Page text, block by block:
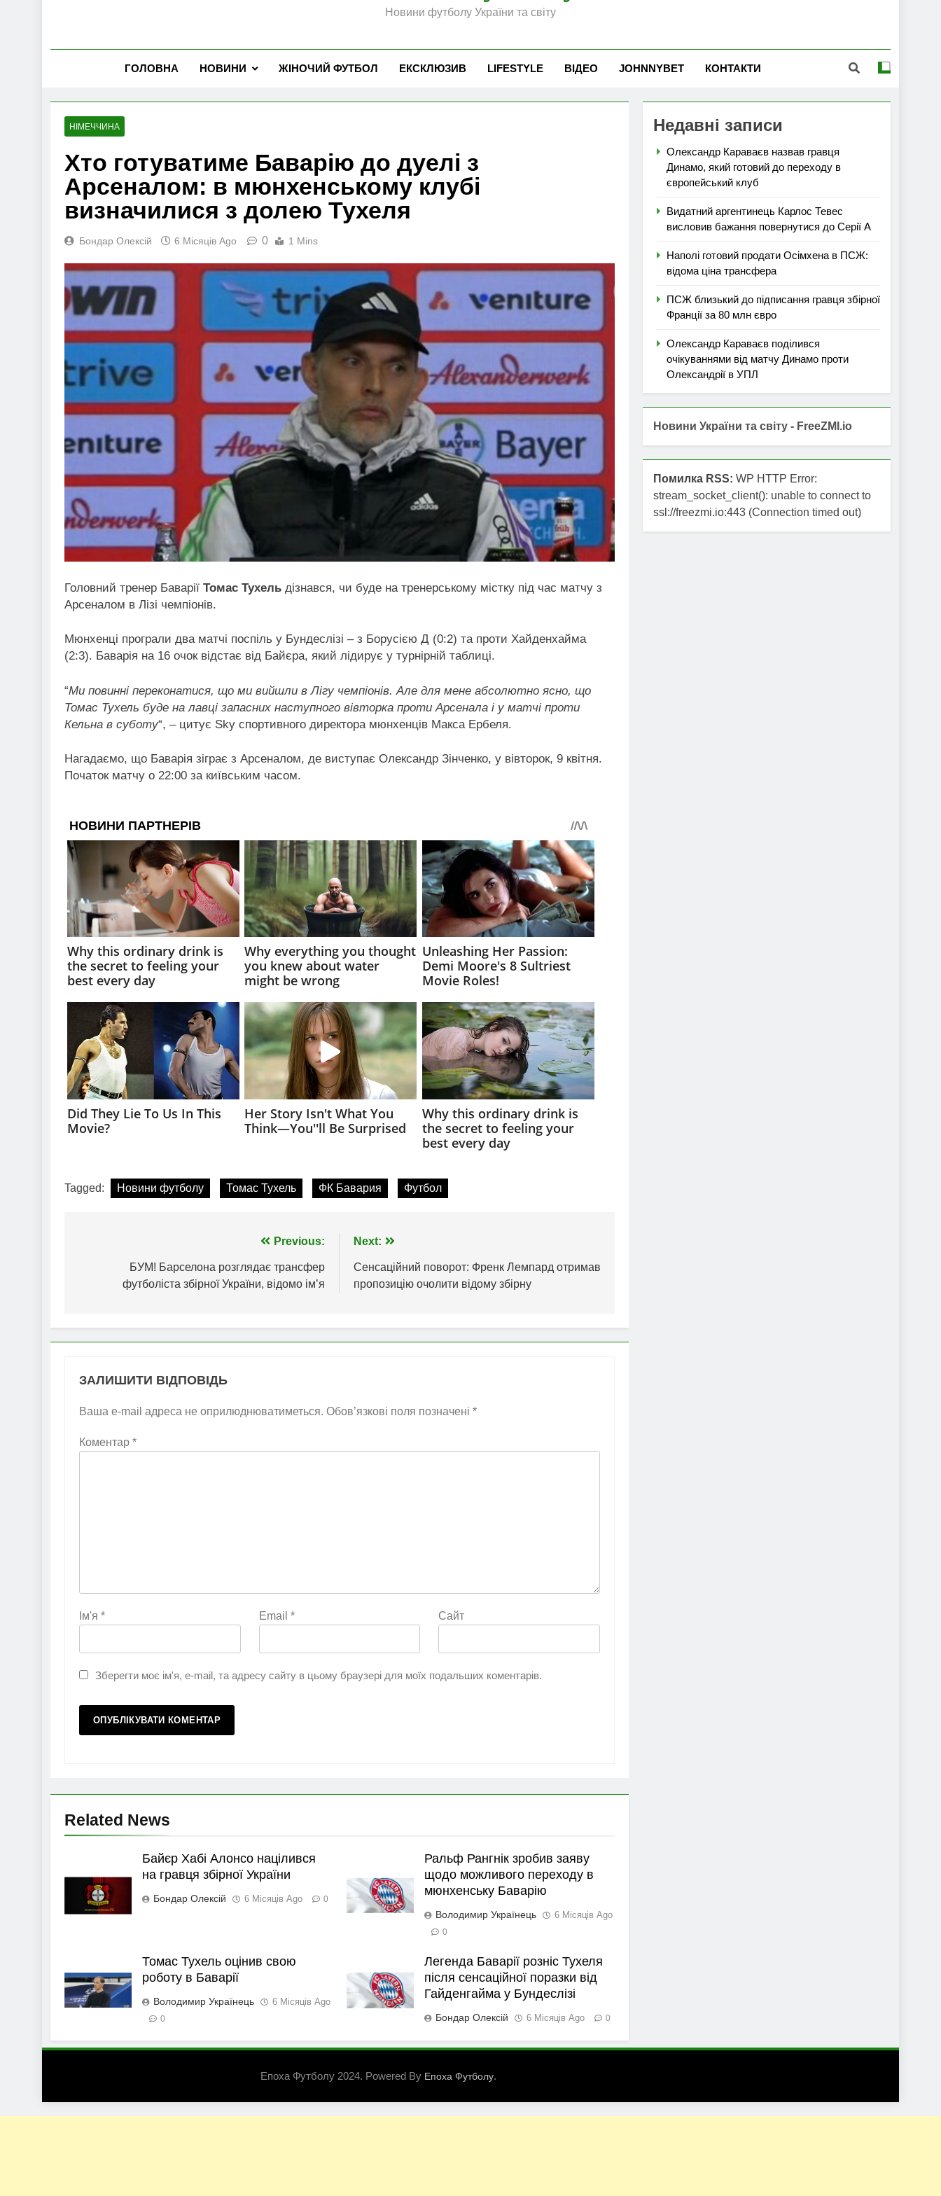
Новини футболу України та світу
ГОЛОВНА НОВИНИ ЖІНОЧИЙ ФУТБОЛ ЕКСКЛЮЗИВ LIFESTYLE ВІДЕО JOHNNYBET КОНТАКТИ
НІМЕЧЧИНА
Хто готуватиме Баварію до дуелі з
Арсеналом: в мюнхенському клубі
визначилися з долею Тухеля
Бондар Олексій 6 Місяців Ago 0 1 Mins
Головний тренер Баварії Томас Тухель дізнався, чи буде на тренерському містку під час матчу з
Арсеналом в Лізі чемпіонів.
Мюнхенці програли два матчі поспіль у Бундеслізі – з Борусією Д (0:2) та проти Хайденхайма
(2:3). Баварія на 16 очок відстає від Байєра, який лідирує у турнірній таблиці.
“Ми повинні переконатися, що ми вийшли в Лігу чемпіонів. Але для мене абсолютно ясно, що
Томас Тухель буде на лавці запасних наступного вівторка проти Арсенала і у матчі проти
Кельна в суботу“, – цитує Sky спортивного директора мюнхенців Макса Ербеля.
Нагадаємо, що Баварія зіграє з Арсеналом, де виступає Олександр Зінченко, у вівторок, 9 квітня.
Початок матчу о 22:00 за київським часом.
Tagged: Новини футболу Томас Тухель ФК Бавария Футбол
записів
Previous:
БУМ! Барселона розглядає трансфер
футболіста збірної України, відомо імʼя
Next:
Сенсаційний поворот: Френк Лемпард отримав
пропозицію очолити відому збірну
ЗАЛИШИТИ ВІДПОВІДЬ
Ваша e-mail адреса не оприлюднюватиметься. Обов’язкові поля позначені *
Коментар *
Ім'я * Email * Сайт
Зберегти моє ім'я, e-mail, та адресу сайту в цьому браузері для моїх подальших коментарів.
Related News
Байєр Хабі Алонсо націлився
на гравця збірної України
Бондар Олексій 6 Місяців Ago 0
Ральф Рангнік зробив заяву
щодо можливого переходу в
мюнхенську Баварію
Володимир Українець 6 Місяців Ago
0
Томас Тухель оцінив свою
роботу в Баварії
Володимир Українець 6 Місяців Ago
0
Легенда Баварії розніс Тухеля
після сенсаційної поразки від
Гайденгайма у Бундеслізі
Бондар Олексій 6 Місяців Ago 0
Недавні записи
Олександр Караваєв назвав гравця
Динамо, який готовий до переходу в
європейський клуб
Видатний аргентинець Карлос Тевес
висловив бажання повернутися до Серії А
Наполі готовий продати Осімхена в ПСЖ:
відома ціна трансфера
ПСЖ близький до підписання гравця збірної
Франції за 80 млн євро
Олександр Караваєв поділився
очікуваннями від матчу Динамо проти
Олександрії в УПЛ
Новини України та світу - FreeZMI.io
Помилка RSS: WP HTTP Error:
stream_socket_client(): unable to connect to
ssl://freezmi.io:443 (Connection timed out)
Епоха Футболу 2024. Powered By Епоха Футболу.